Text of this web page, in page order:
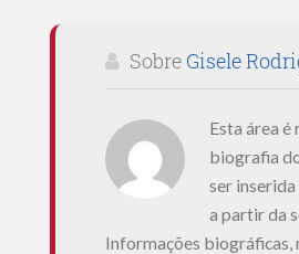
Sobre Gisele
Esta área é
biografia
ser
a partir da
Informações biográficas,